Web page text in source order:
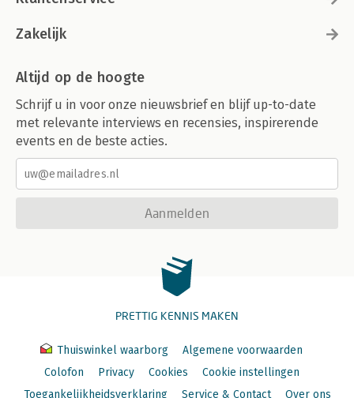
Zakelijk
Altijd op de hoogte
Schrijf u in voor onze nieuwsbrief en blijf up-to-date
met relevante interviews en recensies, inspirerende
events en de beste acties.
Aanmelden
PRETTIG KENNIS MAKEN
Thuiswinkel waarborg
Algemene voorwaarden
Colofon
Privacy Cookies
Cookie instellingen
Toegankelijkheidsverklaring
Service & Contact Over ons